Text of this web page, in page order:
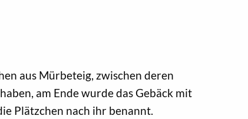
aus Mürbeteig, zwischen deren
am Ende wurde das Gebäck mit
Plätzchen nach ihr benannt.